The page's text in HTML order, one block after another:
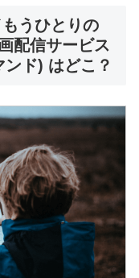
うひとりの
配信サービス
ド) はどこ？